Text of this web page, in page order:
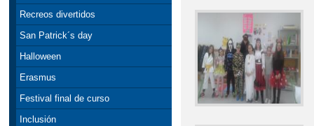
Recreos divertidos
San Patrick´s day
Halloween
Erasmus
Festival final de curso
Inclusión